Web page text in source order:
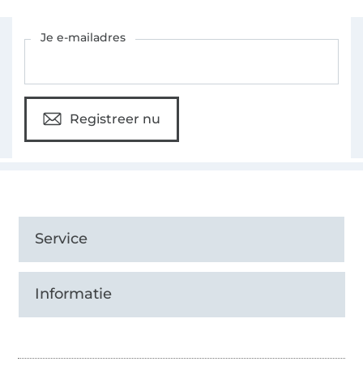
Je e-mailadres
Registreer nu
Service
Informatie